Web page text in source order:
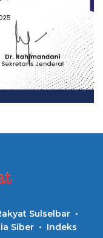
Sulselbar
Siber Indeks